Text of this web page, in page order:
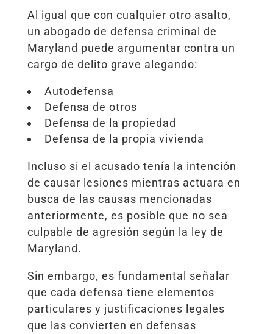
Al igual que con cualquier otro asalto,
un abogado de defensa criminal de
Maryland puede argumentar contra un
cargo de delito grave alegando:
Autodefensa
Defensa de otros
Defensa de la propiedad
Defensa de la propia vivienda
Incluso si el acusado tenía la intención
de causar lesiones mientras actuara en
busca de las causas mencionadas
anteriormente, es posible que no sea
culpable de agresión según la ley de
Maryland.
Sin embargo, es fundamental señalar
que cada defensa tiene elementos
particulares y justificaciones legales
que las convierten en defensas